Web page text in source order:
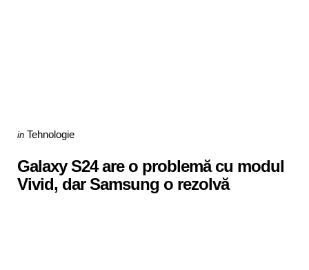
Categories
Posted
in Tehnologie
Galaxy S24 are o problemă cu modul
Vivid, dar Samsung o rezolvă